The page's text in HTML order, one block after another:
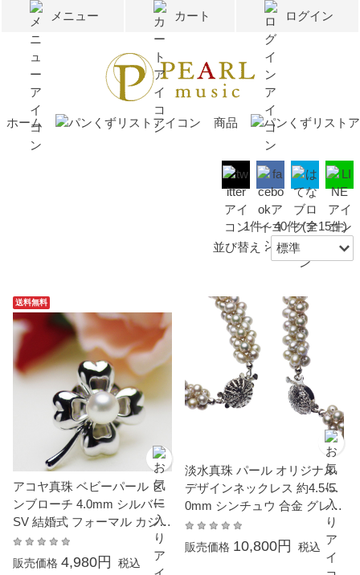
メニュー カート ログイン
ホーム 商品
1件～40件 (全15件)
並び替え :
送料無料
アコヤ真珠 ベビーパール ピ
ンブローチ 4.0mm シルバー
SV 結婚式 フォーマル カジュ
アル 普段使い
販売価格 4,980円 税込
淡水真珠 パール オリジナル
デザインネックレス 約4.5-5.
0mm シンチュウ 合金 グレー
染 ポテト 母の日 真珠 パール
母の日 ギフト プレゼント
販売価格 10,800円 税込